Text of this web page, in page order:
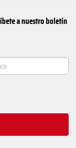
a nuestro boletín